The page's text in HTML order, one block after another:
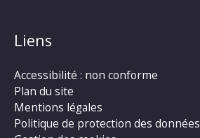
Liens
Accessibilité : non conforme
Plan du site
Mentions légales
Politique de protection des données